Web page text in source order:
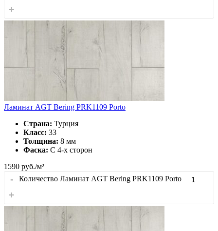
+
Ламинат AGT Bering PRK1109 Porto
Страна: Турция
Класс: 33
Толщина: 8 мм
Фаска: С 4-x сторон
1590 руб./м²
- Количество Ламинат AGT Bering PRK1109 Porto
+